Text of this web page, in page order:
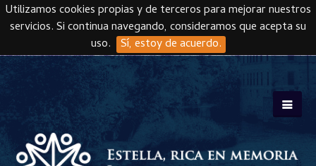
Utilizamos cookies propias y de terceros para mejorar nuestros
servicios. Si continua navegando, consideramos que acepta su
uso. Sí, estoy de acuerdo.
Skip to main content